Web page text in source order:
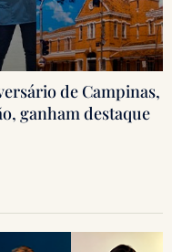
de Campinas,
ganham destaque